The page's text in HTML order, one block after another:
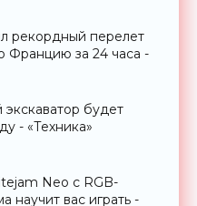
рекордный перелет
Францию за 24 часа -
будет
- «Техника»
Neo с RGB-
научит вас играть -